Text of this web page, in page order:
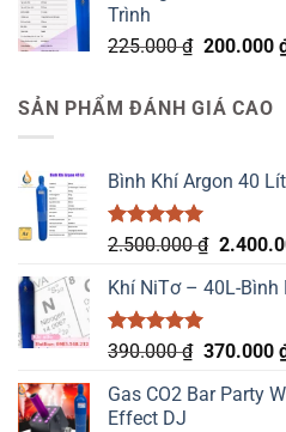
Trình
225.000₫ Giá
là:
225.000 ₫.
200.000
SẢN PHẨM ĐÁNH GIÁ CAO
Bình Khí Argon 40
Được xếp
5 sao
2.500.000₫ Giá
là:
Khí NiTơ – 40L-Bình
Được xếp
5.00
5 sao
390.000₫ Giá
là:
370.000
Gas CO2 Bar Party
Effect DJ